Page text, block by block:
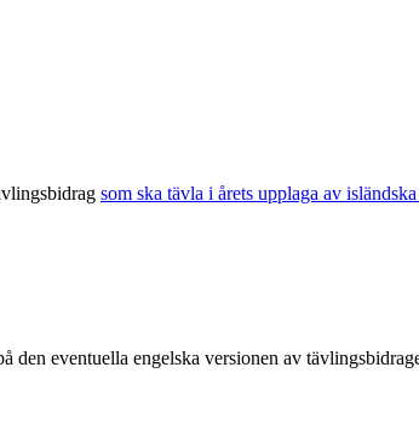
som ska tävla i årets upplaga av
den eventuella engelska versionen av